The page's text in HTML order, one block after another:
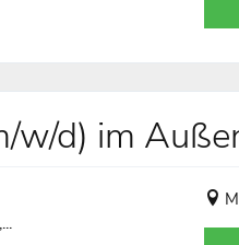
w/d) im